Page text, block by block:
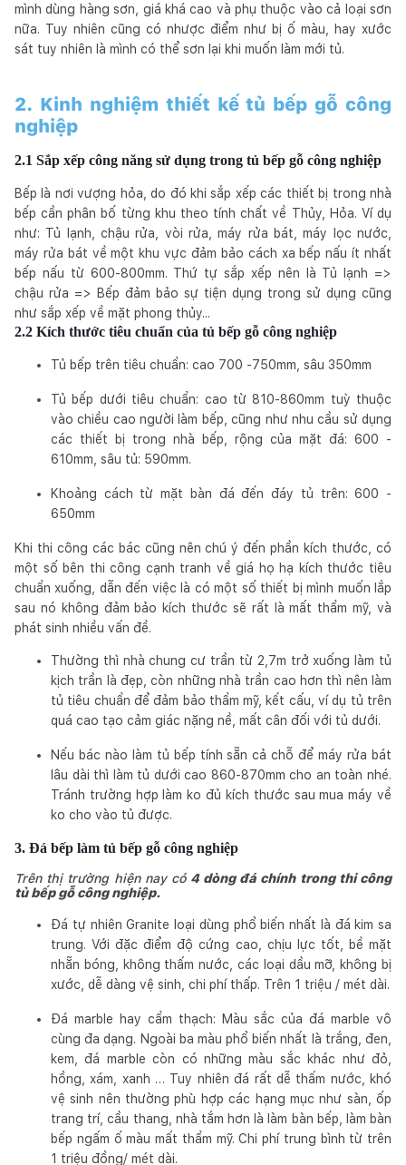
mình dùng hàng sơn, giá khá cao và phụ thuộc vào cả loại sơn
nữa. Tuy nhiên cũng có nhược điểm như bị ố màu, hay xước
sát tuy nhiên là mình có thể sơn lại khi muốn làm mới tủ.
2. Kinh nghiệm thiết kế tủ bếp gỗ công
nghiệp
2.1 Sắp xếp công năng sử dụng trong tủ bếp gỗ công nghiệp
Bếp là nơi vượng hỏa, do đó khi sắp xếp các thiết bị trong nhà
bếp cần phân bố từng khu theo tính chất về Thủy, Hỏa. Ví dụ
như: Tủ lạnh, chậu rửa, vòi rửa, máy rửa bát, máy lọc nước,
máy rửa bát về một khu vực đảm bảo cách xa bếp nấu ít nhất
bếp nấu từ 600-800mm. Thứ tự sắp xếp nên là Tủ lạnh =>
chậu rửa => Bếp đảm bảo sự tiện dụng trong sử dụng cũng
như sắp xếp về mặt phong thủy...
2.2 Kích thước tiêu chuẩn của tủ bếp gỗ công nghiệp
Tủ bếp trên tiêu chuẩn: cao 700 -750mm, sâu 350mm
Tủ bếp dưới tiêu chuẩn: cao từ 810-860mm tuỳ thuộc
vào chiều cao người làm bếp, cũng như nhu cầu sử dụng
các thiết bị trong nhà bếp, rộng của mặt đá: 600 -
610mm, sâu tủ: 590mm.
Khoảng cách từ mặt bàn đá đến đáy tủ trên: 600 -
650mm
Khi thi công các bác cũng nên chú ý đến phần kích thước, có
một số bên thi công cạnh tranh về giá họ hạ kích thước tiêu
chuẩn xuống, dẫn đến việc là có một số thiết bị mình muốn lắp
sau nó không đảm bảo kích thước sẽ rất là mất thẩm mỹ, và
phát sinh nhiều vấn đề.
Thường thì nhà chung cư trần từ 2,7m trở xuống làm tủ
kịch trần là đẹp, còn những nhà trần cao hơn thì nên làm
tủ tiêu chuẩn để đảm bảo thẩm mỹ, kết cấu, ví dụ tủ trên
quá cao tạo cảm giác nặng nề, mất cân đối với tủ dưới.
Nếu bác nào làm tủ bếp tính sẵn cả chỗ để máy rửa bát
lâu dài thì làm tủ dưới cao 860-870mm cho an toàn nhé.
Tránh trường hợp làm ko đủ kích thước sau mua máy về
ko cho vào tủ được.
3. Đá bếp làm tủ bếp gỗ công nghiệp
Trên thị trường hiện nay có 4 dòng đá chính trong thi công
tủ bếp gỗ công nghiệp.
Đá tự nhiên Granite loại dùng phổ biến nhất là đá kim sa
trung. Với đặc điểm độ cứng cao, chịu lực tốt, bề mặt
nhẵn bóng, không thấm nước, các loại dầu mỡ, không bị
xước, dễ dàng vệ sinh, chi phí thấp. Trên 1 triệu / mét dài.
Đá marble hay cẩm thạch: Màu sắc của đá marble vô
cùng đa dạng. Ngoài ba màu phổ biến nhất là trắng, đen,
kem, đá marble còn có những màu sắc khác như đỏ,
hồng, xám, xanh … Tuy nhiên đá rất dễ thấm nước, khó
vệ sinh nên thường phù hợp các hạng mục như sàn, ốp
trang trí, cầu thang, nhà tắm hơn là làm bàn bếp, làm bàn
bếp ngấm ố màu mất thẩm mỹ. Chi phí trung bình từ trên
1 triệu đồng/ mét dài.